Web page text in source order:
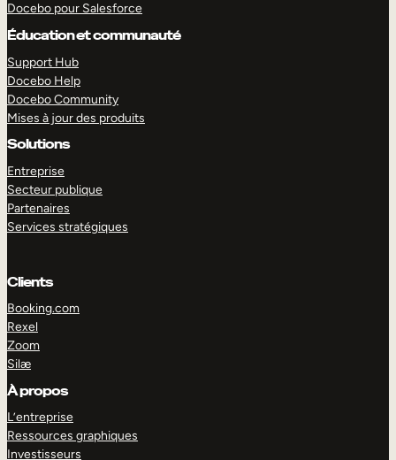
Docebo pour Salesforce
Éducation et communauté
Support Hub
Docebo Help
Docebo Community
Mises à jour des produits
Solutions
Entreprise
Secteur publique
Partenaires
Services stratégiques
Clients
Booking.com
Rexel
Zoom
Silæ
À propos
L’entreprise
Ressources graphiques
Investisseurs